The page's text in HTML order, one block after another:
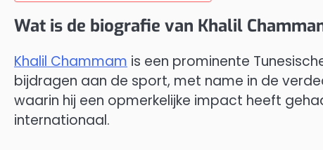
Wat is de biografie van Khalil
Khalil Chammam is een prominente
bijdragen aan de sport, met name in de
waarin hij een opmerkelijke impact heeft
internationaal.